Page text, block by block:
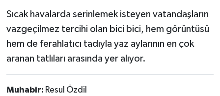
Sıcak havalarda serinlemek isteyen vatandaşların
vazgeçilmez tercihi olan bici bici, hem görüntüsü
hem de ferahlatıcı tadıyla yaz aylarının en çok
aranan tatlıları arasında yer alıyor.
Muhabir: Resul Özdil